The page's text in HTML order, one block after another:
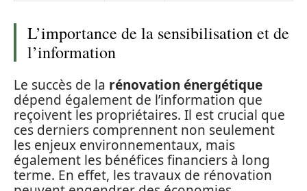
L’importance de la sensibilisation et de
l’information
Le succès de la rénovation énergétique
dépend également de l’information que
reçoivent les propriétaires. Il est crucial que
ces derniers comprennent non seulement
les enjeux environnementaux, mais
également les bénéfices financiers à long
terme. En effet, les travaux de rénovation